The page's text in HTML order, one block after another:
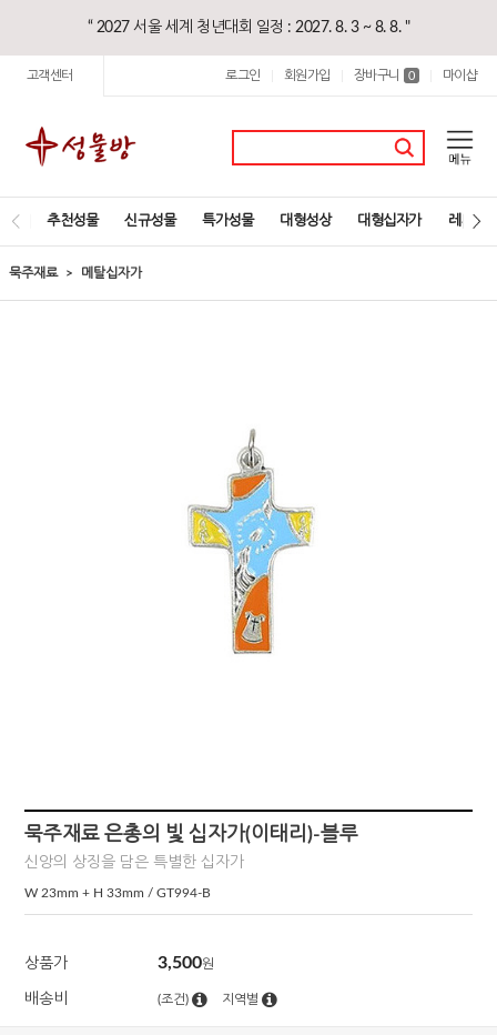
“ 2027 서울 세계 청년대회 일정 : 2027. 8. 3 ~ 8. 8. "
고객센터 로그인 회원가입 장바구니 0 마이샵
추천성물 신규성물 특가성물 대형성상 대형십자가 레지오
묵주재료 메탈십자가
묵주재료 은총의 빛 십자가(이태리)-블루
신앙의 상징을 담은 특별한 십자가
W 23mm + H 33mm / GT994-B
상품가 3,500원
배송비 (조건) 지역별